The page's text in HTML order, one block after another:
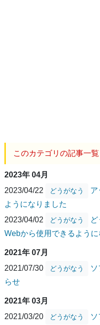
このカテゴリの記事一覧
2023年 04月
2023/04/22
どうがなう
ア
ようになりました
2023/04/02
どうがなう
Webから使用できるように
2021年 07月
2021/07/30
どうがなう
らせ
2021年 03月
2021/03/20
どうがなう